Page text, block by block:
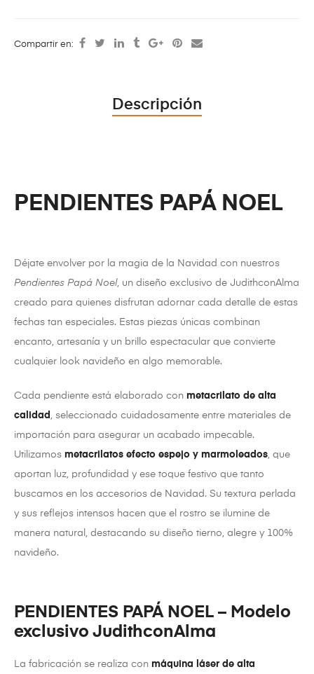
Compartir en:
Descripción
PENDIENTES PAPÁ NOEL
Déjate envolver por la magia de la Navidad con nuestros
Pendientes Papá Noel, un diseño exclusivo de JudithconAlma
creado para quienes disfrutan adornar cada detalle de estas
fechas tan especiales. Estas piezas únicas combinan
encanto, artesanía y un brillo espectacular que convierte
cualquier look navideño en algo memorable.
Cada pendiente está elaborado con metacrilato de alta
calidad
, seleccionado cuidadosamente entre materiales de
importación para asegurar un acabado impecable.
Utilizamos metacrilatos efecto espejo y marmoleados , que
aportan luz, profundidad y ese toque festivo que tanto
buscamos en los accesorios de Navidad. Su textura perlada
y sus reflejos intensos hacen que el rostro se ilumine de
manera natural, destacando su diseño tierno, alegre y 100%
navideño.
PENDIENTES PAPÁ NOEL – Modelo
exclusivo JudithconAlma
La fabricación se realiza con máquina láser de alta